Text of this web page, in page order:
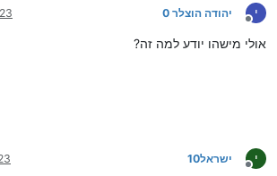
י
מנותק
יהודה הוצלר 0 23 באוג׳ 2021, 18:03
אולי מישהו יודע למה זה?
י
מנותק
ישראל10 23 באוג׳